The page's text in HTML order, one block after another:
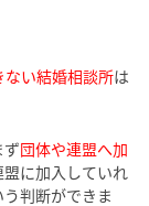
い結婚相談所は
団体や連盟へ加
に加入していれ
判断ができま